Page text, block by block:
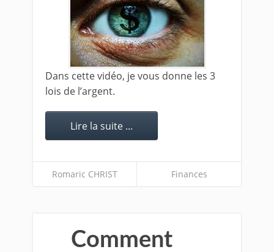
Dans cette vidéo, je vous donne les 3
lois de l’argent.
Lire la suite ...
Romaric CHRIST Finances
Comment